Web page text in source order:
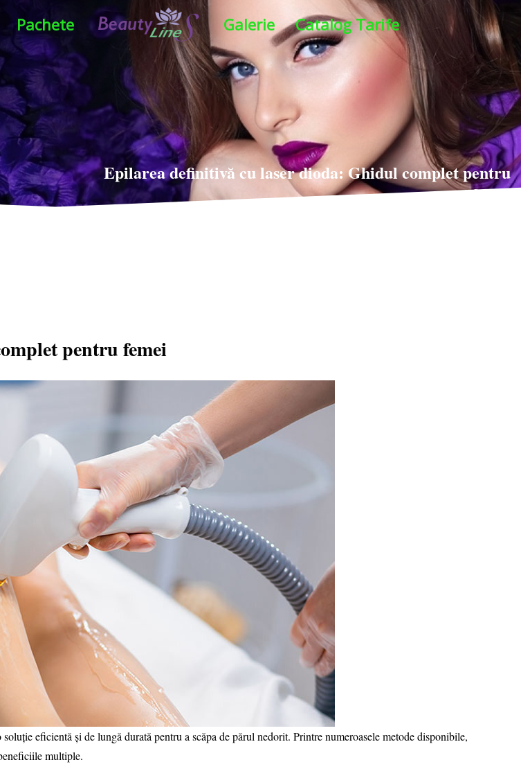
Pachete Galerie Catalog Tarife
Epilarea definitivă cu laser dioda: Ghidul complet pentru
femei
pentru femei
eficientă și de lungă durată pentru a scăpa de părul nedorit. Printre numeroasele metode disponibile,
multiple.